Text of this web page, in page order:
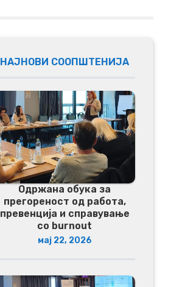
НАЈНОВИ СООПШТЕНИЈА
Одржана обука за
прегореност од работа,
превенција и справување
со burnout
мај 22, 2026